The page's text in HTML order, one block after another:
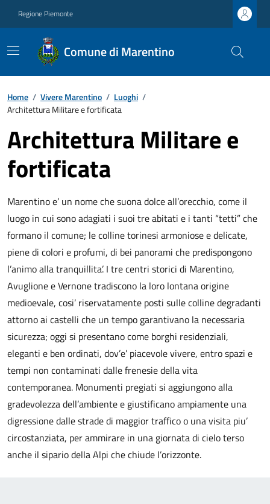
Regione Piemonte
Comune di Marentino
Home / Vivere Marentino / Luoghi /
Architettura Militare e fortificata
Architettura Militare e
fortificata
Marentino e’ un nome che suona dolce all’orecchio, come il
luogo in cui sono adagiati i suoi tre abitati e i tanti “tetti” che
formano il comune; le colline torinesi armoniose e delicate,
piene di colori e profumi, di bei panorami che predispongono
l’animo alla tranquillita’. I tre centri storici di Marentino,
Avuglione e Vernone tradiscono la loro lontana origine
medioevale, cosi’ riservatamente posti sulle colline degradanti
attorno ai castelli che un tempo garantivano la necessaria
sicurezza; oggi si presentano come borghi residenziali,
eleganti e ben ordinati, dov’e’ piacevole vivere, entro spazi e
tempi non contaminati dalle frenesie della vita
contemporanea. Monumenti pregiati si aggiungono alla
gradevolezza dell’ambiente e giustificano ampiamente una
digressione dalle strade di maggior traffico o una visita piu’
circostanziata, per ammirare in una giornata di cielo terso
anche il sipario della Alpi che chiude l’orizzonte.